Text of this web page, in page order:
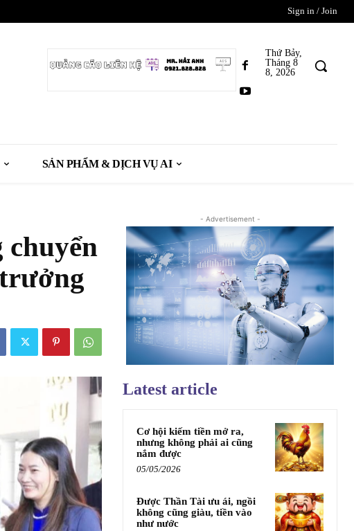
Sign in / Join
Thứ Bảy,
Tháng 8
8, 2026
SẢN PHẨM & DỊCH VỤ AI
chuyển
- Advertisement -
Latest article
Cơ hội kiếm tiền mở ra,
nhưng không phải ai cũng
nắm được
05/05/2026
Được Thần Tài ưu ái, ngồi
không cũng giàu, tiền vào
như nước